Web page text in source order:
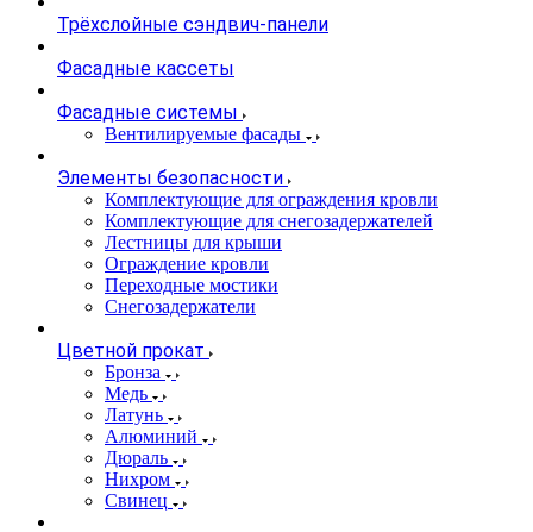
Трёхслойные сэндвич-панели
Фасадные кассеты
Фасадные системы
Вентилируемые фасады
Элементы безопасности
Комплектующие для ограждения кровли
Комплектующие для снегозадержателей
Лестницы для крыши
Ограждение кровли
Переходные мостики
Снегозадержатели
Цветной прокат
Бронза
Медь
Латунь
Алюминий
Дюраль
Нихром
Свинец